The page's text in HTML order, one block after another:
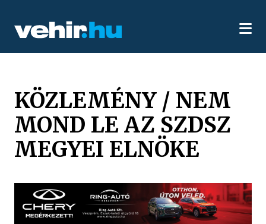
KÖZLEMÉNY / NEM
MOND LE AZ SZDSZ
MEGYEI ELNÖKE